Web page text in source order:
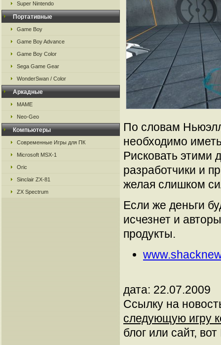
Super Nintendo
Портативные
Game Boy
Game Boy Advance
Game Boy Color
Sega Game Gear
WonderSwan / Color
Аркадные
MAME
Neo-Geo
Компьютеры
Современные Игры для ПК
Microsoft MSX-1
Oric
Sinclair ZX-81
ZX Spectrum
По словам
необходимо
Рисковать этими
разработчики и
желая слишком
Если же деньги
исчезнет и
продукты.
дата: 22.07.2009
Ссылку на
следующую игру
блог или сайт,